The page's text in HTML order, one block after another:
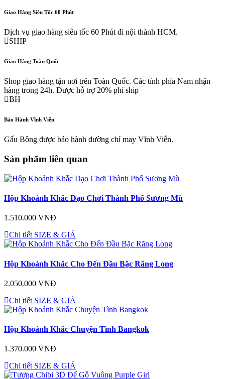
Giao Hàng Siêu Tốc 60 Phút
Dịch vụ giao hàng siêu tốc 60 Phút đi nội thành HCM.
SHIP
Giao Hàng Toàn Quốc
Shop giao hàng tận nơi trên Toàn Quốc. Các tỉnh phía Nam nhận
hàng trong 24h. Được hỗ trợ 20% phí ship
BH
Bảo Hành Vĩnh Viễn
Gấu Bông được bảo hành đường chỉ may Vĩnh Viễn.
Sản phẩm liên quan
Hộp Khoảnh Khắc Dạo Chơi Thành Phố Sương Mù
1.510.000 VNĐ
Chi tiết SIZE & GIÁ
Hộp Khoảnh Khắc Cho Đến Đầu Bặc Răng Long
2.050.000 VNĐ
Chi tiết SIZE & GIÁ
Hộp Khoảnh Khắc Chuyện Tình Bangkok
1.370.000 VNĐ
Chi tiết SIZE & GIÁ